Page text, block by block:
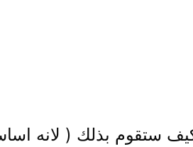
كيف ستقوم بذلك ( لانه